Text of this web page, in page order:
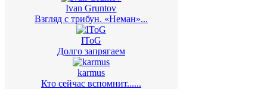
Ivan Gruntov
Взгляд с трибун. «Неман»...
IToG
Долго запрягаем
karmus
Кто сейчас вспомнит......